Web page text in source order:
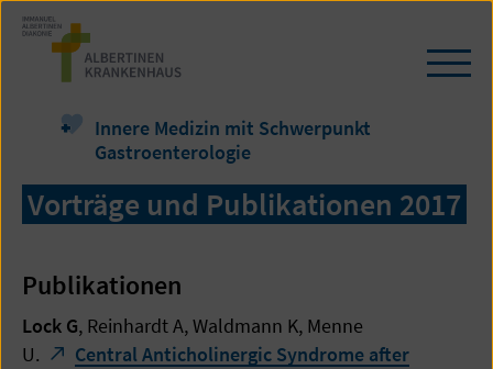
Zum
Seiteninhalt
springen
Innere Medizin mit Schwerpunkt
Gastroenterologie
Vorträge und Publikationen 2017
Publikationen
Lock G, Reinhardt A, Waldmann K, Menne
U.
Central Anticholinergic Syndrome after